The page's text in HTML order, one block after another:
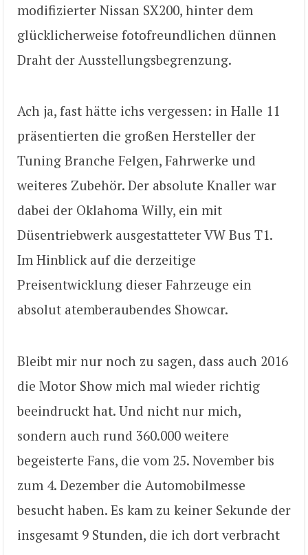
modifizierter Nissan SX200, hinter dem
glücklicherweise fotofreundlichen dünnen
Draht der Ausstellungsbegrenzung.
Ach ja, fast hätte ichs vergessen: in Halle 11
präsentierten die großen Hersteller der
Tuning Branche Felgen, Fahrwerke und
weiteres Zubehör. Der absolute Knaller war
dabei der Oklahoma Willy, ein mit
Düsentriebwerk ausgestatteter VW Bus T1.
Im Hinblick auf die derzeitige
Preisentwicklung dieser Fahrzeuge ein
absolut atemberaubendes Showcar.
Bleibt mir nur noch zu sagen, dass auch 2016
die Motor Show mich mal wieder richtig
beeindruckt hat. Und nicht nur mich,
sondern auch rund 360.000 weitere
begeisterte Fans, die vom 25. November bis
zum 4. Dezember die Automobilmesse
besucht haben. Es kam zu keiner Sekunde der
insgesamt 9 Stunden, die ich dort verbracht